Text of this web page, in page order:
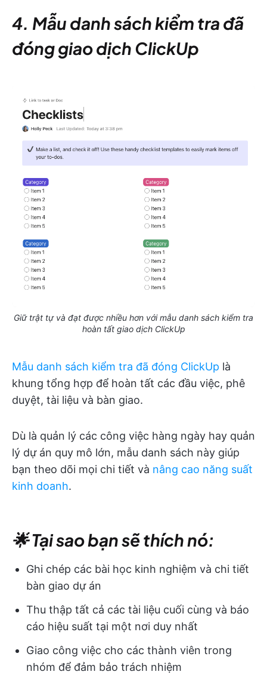
4. Mẫu danh sách kiểm tra đã
đóng giao dịch ClickUp
Giữ trật tự và đạt được nhiều hơn với mẫu danh sách kiểm tra
hoàn tất giao dịch ClickUp
Mẫu danh sách kiểm tra đã đóng ClickUp là
khung tổng hợp để hoàn tất các đầu việc, phê
duyệt, tài liệu và bàn giao.
Dù là quản lý các công việc hàng ngày hay quản
lý dự án quy mô lớn, mẫu danh sách này giúp
bạn theo dõi mọi chi tiết và nâng cao năng suất
kinh doanh.
🌟 Tại sao bạn sẽ thích nó:
Ghi chép các bài học kinh nghiệm và chi tiết
bàn giao dự án
Thu thập tất cả các tài liệu cuối cùng và báo
cáo hiệu suất tại một nơi duy nhất
Giao công việc cho các thành viên trong
nhóm để đảm bảo trách nhiệm